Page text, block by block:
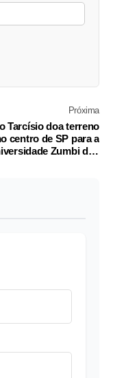
Próxima
Tarcísio doa terreno
centro de SP para a
Zumbi dos